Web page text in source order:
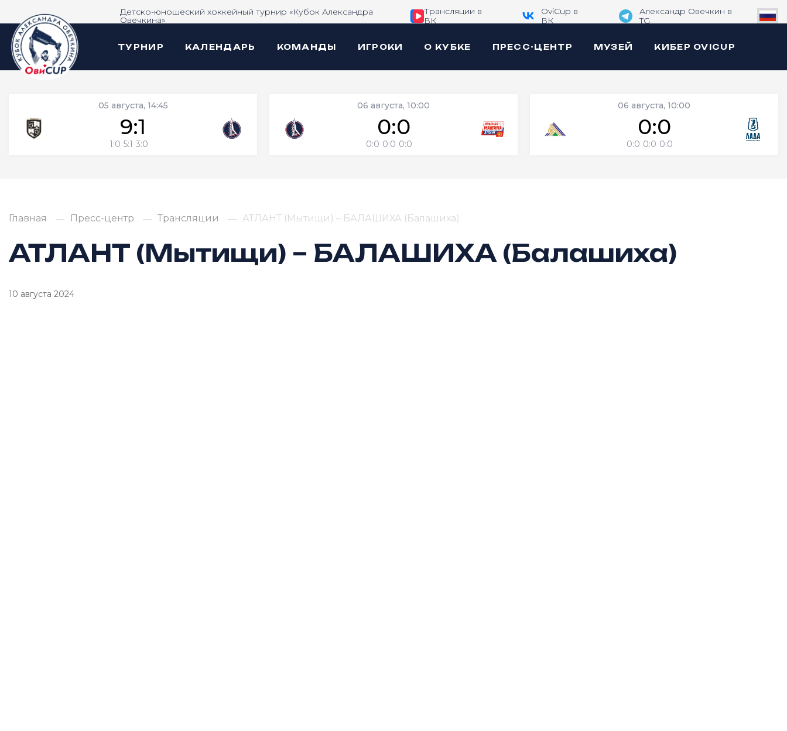
Детско-юношеский хоккейный турнир «Кубок Александра
Овечкина»
Трансляции в
ВК
OviCup в
ВК
Александр Овечкин в
TG
ТУРНИР КАЛЕНДАРЬ КОМАНДЫ ИГРОКИ О КУБКЕ ПРЕСС-ЦЕНТР МУЗЕЙ КИБЕР OVICUP
05 августа, 14:45
9:1
1:0 5:1 3:0
06 августа, 10:00
0:0
0:0 0:0 0:0
06 августа, 10:00
0:0
0:0 0:0 0:0
Главная Пресс-центр Трансляции АТЛАНТ (Мытищи) – БАЛАШИХА (Балашиха)
АТЛАНТ (Мытищи) – БАЛАШИХА (Балашиха)
10 августа 2024